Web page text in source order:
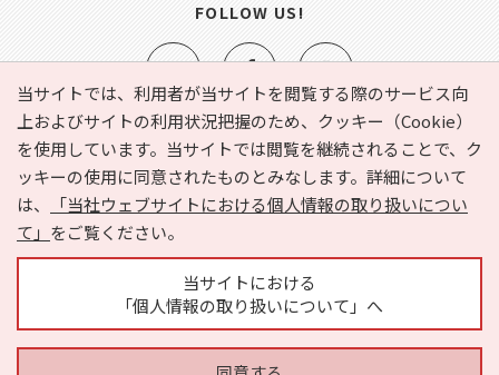
当サイトでは、利用者が当サイトを閲覧する際のサービス向
上およびサイトの利用状況把握のため、クッキー（Cookie）
を使用しています。当サイトでは閲覧を継続されることで、ク
ッキーの使用に同意されたものとみなします。詳細について
は、
「当社ウェブサイトにおける個人情報の取り扱いについ
て」 をご覧ください。
当サイトにおける
「個人情報の取り扱いについて」へ
e-NAVITA（イーナビタ）とは？ お気に入り
ヘルプ
利用規約
個人情報の取り扱いについて
運営会社
サイトマップ
広告掲載に関するお問い合わせ
FOLLOW US!